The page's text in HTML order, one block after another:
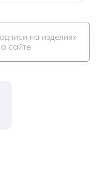
на изделиях
сайте